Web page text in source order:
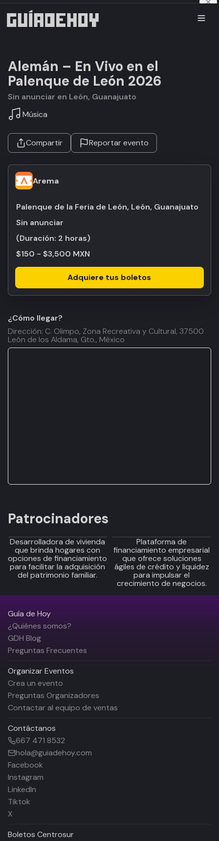
Alemán – En Vivo en el
Palenque de León 2026
Sin anunciar en León, Guanajuato
Música
Compartir Reportar evento
Arema
Palenque de la Feria de León, León, Guanajuato
Sin anunciar
(Duración: 2 horas)
$150 - $3,500 MXN
Adquiere tus boletos
¿Cómo llegar?
Dirección: C. Olimpo, Zona Recreativa y Cultural, 37500
León de los Aldama, Gto., México
Patrocinadores
Desarrolladora de vivienda
que brinda hogares con
opciones de financiamiento
para facilitar la adquisición
del patrimonio familiar.
Plataforma de
financiamiento empresarial
que ofrece soluciones
ágiles de crédito y liquidez
para impulsar el
crecimiento de negocios.
Guía de Hoy
¿Quiénes somos?
GDH Blog
Preguntas Frecuentes
Organizar Eventos
Crea un evento
Preguntas Organizadores
Contactar al equipo de ventas
Contáctanos
667 471 8532
hola@guiadehoy.com
Facebook
Instagram
LinkedIn
Tiktok
X
Boletos Centrosur